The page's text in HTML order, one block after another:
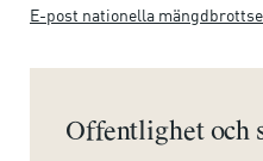
E-post nationella
Offentlighet och